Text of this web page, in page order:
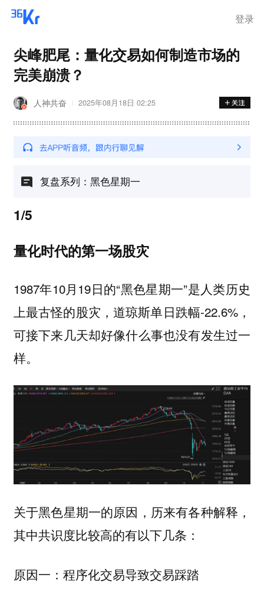
登录
尖峰肥尾：量化交易如何制造市场的
完美崩溃？
人神共奋 2025年08月18日 02:25
复盘系列：黑色星期一
1/5
量化时代的第一场股灾
1987年10月19日的“黑色星期一”是人类历史
上最古怪的股灾，道琼斯单日跌幅-22.6%，
可接下来几天却好像什么事也没有发生过一
样。
关于黑色星期一的原因，历来有各种解释，
其中共识度比较高的有以下几条：
原因一：程序化交易导致交易踩踏